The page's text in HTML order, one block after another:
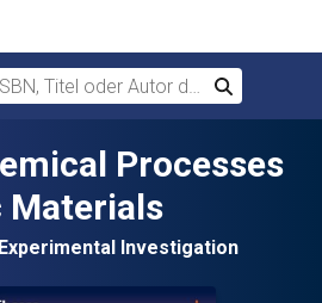
Titel oder Autor durchsuchen
Suchen
Processes
Materials
Investigation